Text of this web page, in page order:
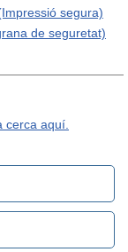
segura)
de seguretat)
cerca aquí.